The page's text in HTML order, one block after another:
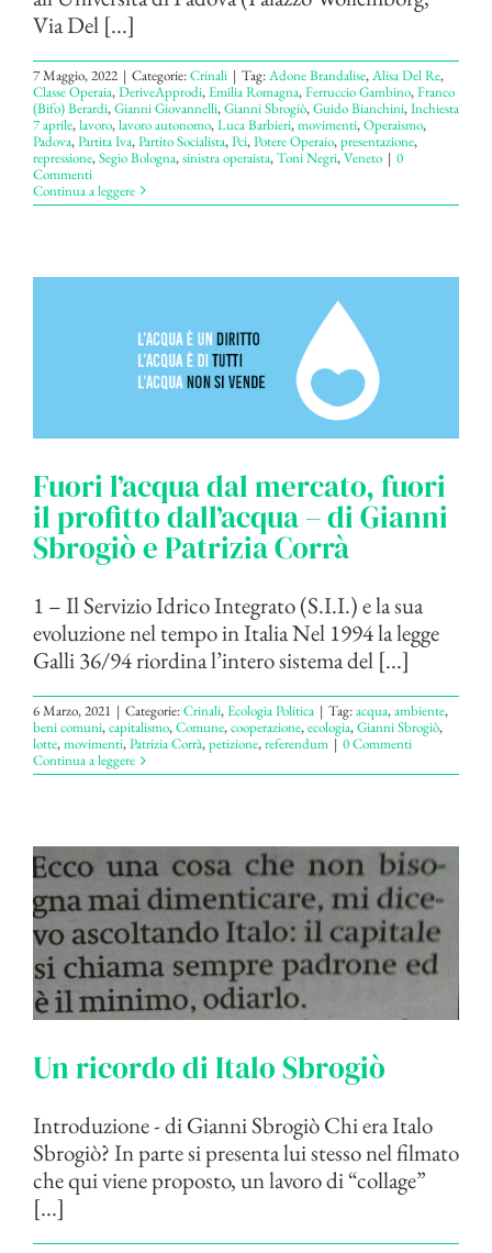
Via Del [...]
7 Maggio, 2022 | Categorie:Crinali | Tag:Adone Brandalise,Alisa Del Re,
Classe Operaia,DeriveApprodi,Emilia Romagna,Ferruccio Gambino,Franco
(Bifo) Berardi,Gianni Giovannelli,Gianni Sbrogiò,Guido Bianchini,Inchiesta
7 aprile,lavoro,lavoro autonomo,Luca Barbieri,movimenti,Operaismo,
Padova,Partita Iva,Partito Socialista,Pci,Potere Operaio,presentazione,
repressione,Segio Bologna,sinistra operaista,Toni Negri,Veneto | 0
Commenti
Continua a leggere
Fuori l’acqua dal mercato, fuori
il profitto dall’acqua – di Gianni
Sbrogiò e Patrizia Corrà
1 – Il Servizio Idrico Integrato (S.I.I.) e la sua
evoluzione nel tempo in Italia Nel 1994 la legge
Galli 36/94 riordina l’intero sistema del [...]
6 Marzo, 2021 | Categorie:Crinali,Ecologia Politica | Tag:acqua,ambiente,
beni comuni,capitalismo,Comune,cooperazione,ecologia,Gianni Sbrogiò,
lotte,movimenti,Patrizia Corrà,petizione,referendum | 0 Commenti
Continua a leggere
Un ricordo di Italo Sbrogiò
Introduzione - di Gianni Sbrogiò Chi era Italo
Sbrogiò? In parte si presenta lui stesso nel filmato
che qui viene proposto, un lavoro di “collage”
[...]